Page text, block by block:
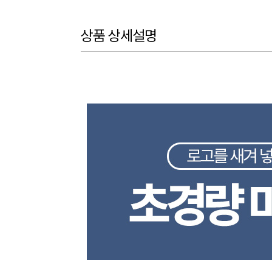
상품 상세설명